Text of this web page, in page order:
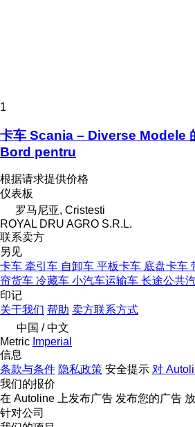
1
卡车 Scania – Diverse Modele
Bord pentru
根据请求提供价格
仪表板
罗马尼亚, Cristesti
ROYAL DRU AGRO S.R.L.
联系卖方
另见
卡车 牵引车 自卸车 平板卡车 底盘卡车
帘货车 冷藏车 小汽车运输车 长途公共
印记
关于我们 帮助 卖方联系方式
中国 / 中文
Metric Imperial
信息
条款与条件 隐私政策 安全提示 对
我们的报价
在 Autoline 上发布广告 发布您的广告
针对公司